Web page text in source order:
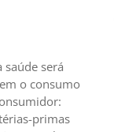
será
o consumo
primas